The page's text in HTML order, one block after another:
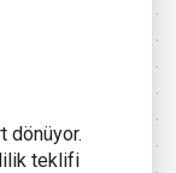
dönüyor.
teklifi